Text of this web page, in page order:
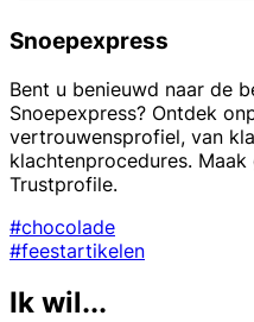
Snoepexpress
Bent u benieuwd naar de
Snoepexpress? Ontdek
vertrouwensprofiel, van
klachtenprocedures.
Trustprofile.
#chocolade
#feestartikelen
Ik wil...